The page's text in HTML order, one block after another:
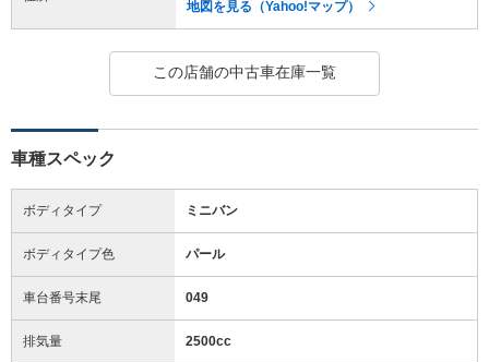
地図を見る（Yahoo!マップ）
この店舗の中古車在庫一覧
車種スペック
ボディタイプ ミニバン
ボディタイプ色 パール
車台番号末尾 049
排気量 2500cc